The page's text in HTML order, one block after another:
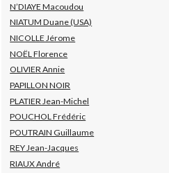
N’DIAYE Macoudou
NIATUM Duane (USA)
NICOLLE Jérome
NOËL Florence
OLIVIER Annie
PAPILLON NOIR
PLATIER Jean-Michel
POUCHOL Frédéric
POUTRAIN Guillaume
REY Jean-Jacques
RIAUX André